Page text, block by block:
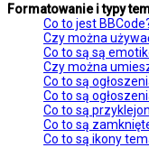
Formatowanie i typy
Co to jest
Czy można
Co to są są
Czy można
Co to są
Co to są
Co to są
Co to są
Co to są ikony